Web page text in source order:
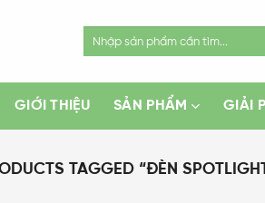
GIỚI THIỆU SẢN PHẨM GIẢI
TAGGED “ĐÈN